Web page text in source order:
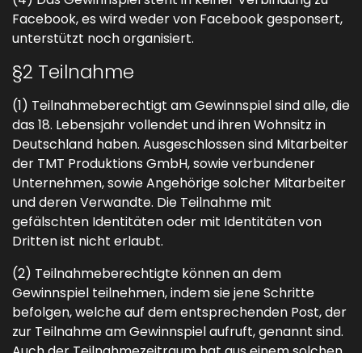
Facebook, es wird weder von Facebook gesponsert,
unterstützt noch organisiert.
§2 Teilnahme
(1) Teilnahmeberechtigt am Gewinnspiel sind alle, die
das 18. Lebensjahr vollendet und ihren Wohnsitz in
Deutschland haben. Ausgeschlossen sind Mitarbeiter
der TMT Produktions GmbH, sowie verbundener
Unternehmen, sowie Angehörige solcher Mitarbeiter
und deren Verwandte. Die Teilnahme mit
gefälschten Identitäten oder mit Identitäten von
Dritten ist nicht erlaubt.
(2) Teilnahmeberechtigte können an dem
Gewinnspiel teilnehmen, indem sie jene Schritte
befolgen, welche auf dem entsprechenden Post, der
zur Teilnahme am Gewinnspiel aufruft, genannt sind.